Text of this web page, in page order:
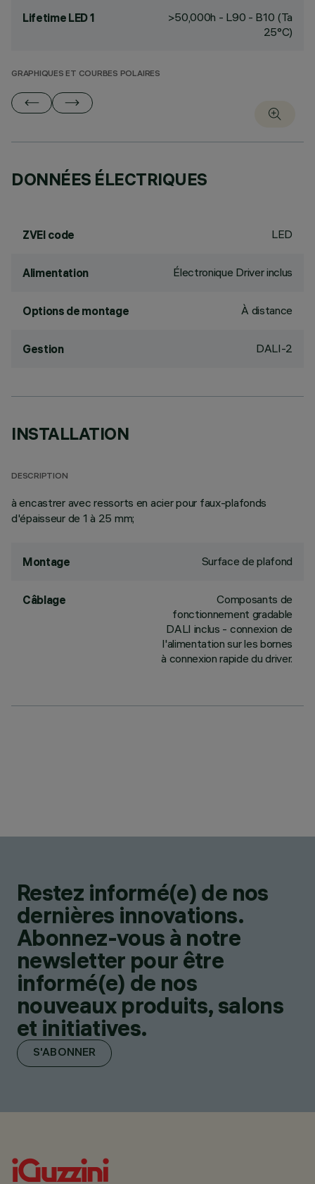
Lifetime LED 1
>50,000h - L90 - B10 (Ta
25°C)
GRAPHIQUES ET COURBES POLAIRES
DONNÉES ÉLECTRIQUES
ZVEI code LED
Alimentation Électronique Driver inclus
Options de montage À distance
Gestion DALI-2
INSTALLATION
DESCRIPTION
à encastrer avec ressorts en acier pour faux-plafonds
d'épaisseur de 1 à 25 mm;
Montage Surface de plafond
Câblage
Composants de
fonctionnement gradable
DALI inclus - connexion de
l'alimentation sur les bornes
à connexion rapide du driver.
Restez informé(e) de nos
dernières innovations.
Abonnez-vous à notre
newsletter pour être
informé(e) de nos
nouveaux produits, salons
et initiatives.
S'ABONNER